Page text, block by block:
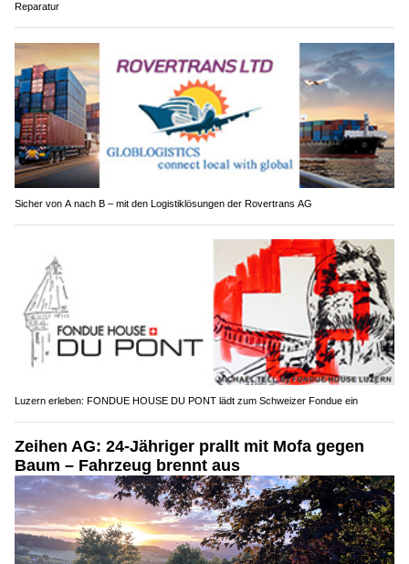
Reparatur
Sicher von A nach B – mit den Logistiklösungen der Rovertrans AG
Luzern erleben: FONDUE HOUSE DU PONT lädt zum Schweizer Fondue ein
Zeihen AG: 24-Jähriger prallt mit Mofa gegen
Baum – Fahrzeug brennt aus